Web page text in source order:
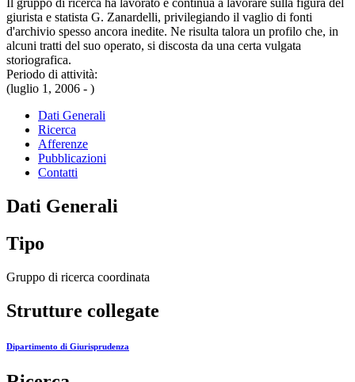
Il gruppo di ricerca ha lavorato e continua a lavorare sulla figura del
giurista e statista G. Zanardelli, privilegiando il vaglio di fonti
d'archivio spesso ancora inedite. Ne risulta talora un profilo che, in
alcuni tratti del suo operato, si discosta da una certa vulgata
storiografica.
Periodo di attività:
(luglio 1, 2006 - )
Dati Generali
Ricerca
Afferenze
Pubblicazioni
Contatti
Dati Generali
Tipo
Gruppo di ricerca coordinata
Strutture collegate
Dipartimento di Giurisprudenza